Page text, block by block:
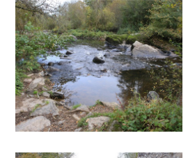
Amont de la filature